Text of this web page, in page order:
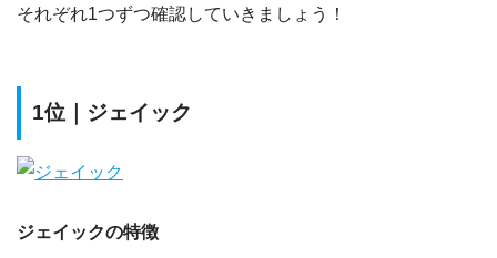
それぞれ1つずつ確認していきましょう！
1位｜ジェイック
ジェイックの特徴